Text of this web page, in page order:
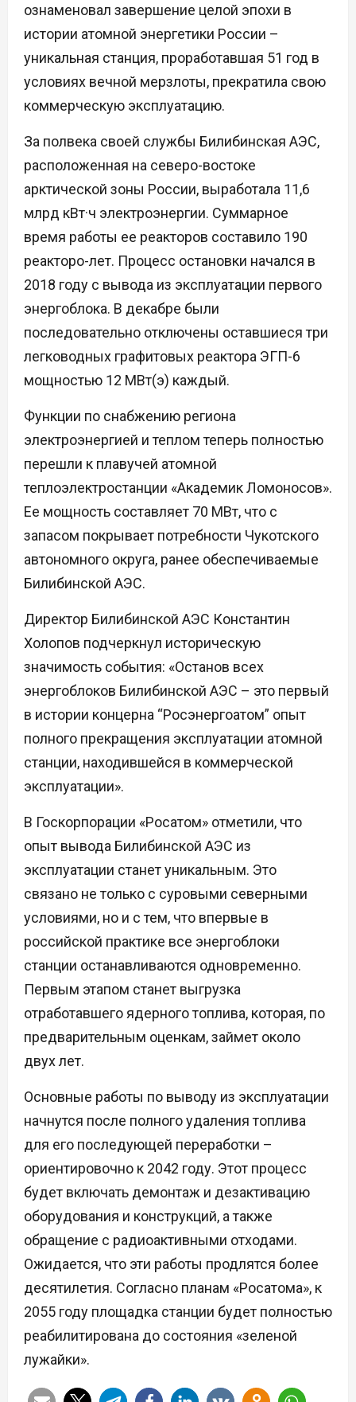
ознаменовал завершение целой эпохи в
истории атомной энергетики России –
уникальная станция, проработавшая 51 год в
условиях вечной мерзлоты, прекратила свою
коммерческую эксплуатацию.
За полвека своей службы Билибинская АЭС,
расположенная на северо-востоке
арктической зоны России, выработала 11,6
млрд кВт·ч электроэнергии. Суммарное
время работы ее реакторов составило 190
реакторо-лет. Процесс остановки начался в
2018 году с вывода из эксплуатации первого
энергоблока. В декабре были
последовательно отключены оставшиеся три
легководных графитовых реактора ЭГП-6
мощностью 12 МВт(э) каждый.
Функции по снабжению региона
электроэнергией и теплом теперь полностью
перешли к плавучей атомной
теплоэлектростанции «Академик Ломоносов».
Ее мощность составляет 70 МВт, что с
запасом покрывает потребности Чукотского
автономного округа, ранее обеспечиваемые
Билибинской АЭС.
Директор Билибинской АЭС Константин
Холопов подчеркнул историческую
значимость события: «Останов всех
энергоблоков Билибинской АЭС – это первый
в истории концерна “Росэнергоатом” опыт
полного прекращения эксплуатации атомной
станции, находившейся в коммерческой
эксплуатации».
В Госкорпорации «Росатом» отметили, что
опыт вывода Билибинской АЭС из
эксплуатации станет уникальным. Это
связано не только с суровыми северными
условиями, но и с тем, что впервые в
российской практике все энергоблоки
станции останавливаются одновременно.
Первым этапом станет выгрузка
отработавшего ядерного топлива, которая, по
предварительным оценкам, займет около
двух лет.
Основные работы по выводу из эксплуатации
начнутся после полного удаления топлива
для его последующей переработки –
ориентировочно к 2042 году. Этот процесс
будет включать демонтаж и дезактивацию
оборудования и конструкций, а также
обращение с радиоактивными отходами.
Ожидается, что эти работы продлятся более
десятилетия. Согласно планам «Росатома», к
2055 году площадка станции будет полностью
реабилитирована до состояния «зеленой
лужайки».